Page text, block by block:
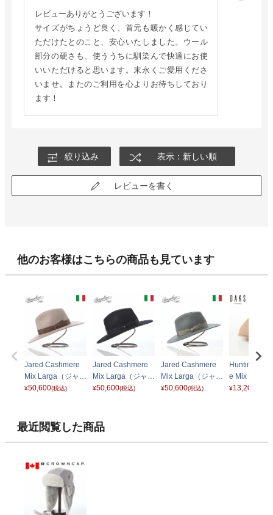
レビューありがとうございます！
サイズがちょうど良く、首元も暖かく感じてい
ただけたとのこと、安心いたしました。ウール
部分の硬さも、使ううちに馴染んで快適にお使
いいただけると思います。末永くご愛用くださ
いませ。またのご利用を心よりお待ちしており
ます！
絞り込み 表示：新しい順
レビューを書く
他のお客様はこちらの商品も見ています
Jared Cashmere
Mix Larga（ジャレ
ド カシミヤミック
¥50,600(税込)
Jared Cashmere
Mix Larga（ジャレ
ド カシミヤミック
¥50,600(税込)
Jared Cashmere
Mix Larga（ジャレ
ド カシミヤミック
¥50,600(税込)
Hunting
e Mix（ハン
カシミヤミ
¥13,200
最近閲覧した商品